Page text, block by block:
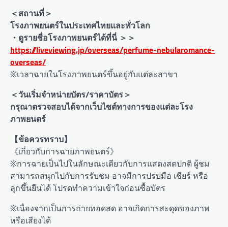
＜สถานที่＞
โรงภาพยนตร์ในประเทศไทยและทั่วโลก
・ดูรายชื่อโรงภาพยนตร์ได้ที่นี่ ＞＞
https://liveviewing.jp/overseas/perfume-nebularomance-
overseas/
※เวลาฉายในโรงภาพยนตร์ขึ้นอยู่กับแต่ละสาขา
＜วันเริ่มจำหน่ายบัตร/ราคาบัตร＞
กรุณาตรวจสอบได้จากเว็บไซต์ทางการของแต่ละโรง
ภาพยนตร์
【ข้อควรทราบ】
《เกี่ยวกับการฉายภาพยนตร์》
※การฉายเป็นไปในลักษณะเดียวกับการแสดงสดปกติ ผู้ชม
สามารถสนุกไปกับการรับชม อาจมีการปรบมือ เชียร์ หรือ
ลุกขึ้นยืนได้ โปรดทำความเข้าใจก่อนซื้อบัตร
※เนื่องจากเป็นการถ่ายทอดสด อาจเกิดการสะดุดของภาพ
หรือเสียงได้